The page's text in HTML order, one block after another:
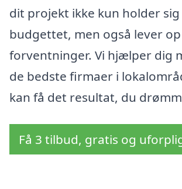
dit projekt ikke kun holder
budgettet, men også lever
forventninger. Vi hjælper dig
de bedste firmaer i
kan få det resultat, du
Få 3 tilbud, gratis og